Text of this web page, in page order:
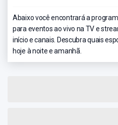
Abaixo você encontrará a
para eventos ao vivo na TV e
início e canais. Descubra quais
hoje à noite e amanhã.